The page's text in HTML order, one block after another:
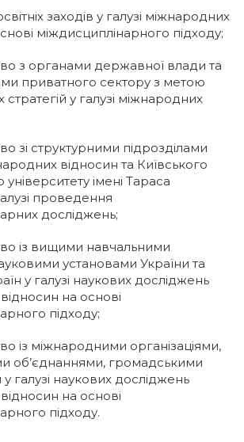
заходів у галузі міжнародних
міждисциплінарного підходу;
з органами державної влади та
приватного сектору з метою
стратегій у галузі міжнародних
зі структурними підрозділами
відносин та Київського
університету імені Тараса
проведення
досліджень;
із вищими навчальними
установами України та
у галузі наукових досліджень
на основі
підходу;
із міжнародними організаціями,
об’єднаннями, громадськими
у галузі наукових досліджень
на основі
підходу.